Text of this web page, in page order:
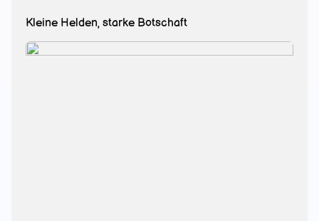
Kleine Helden, starke Botschaft